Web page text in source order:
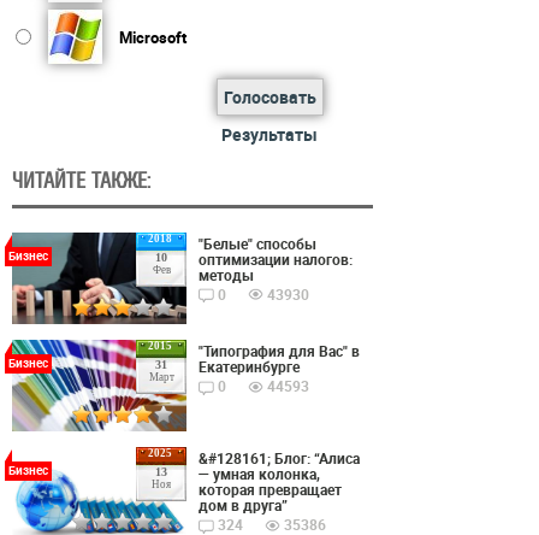
Microsoft
Голосовать
Результаты
ЧИТАЙТЕ ТАКЖЕ:
2018
10
Фев
Бизнес
"Белые" способы
оптимизации налогов:
методы
0
43930
2015
31
Март
Бизнес
"Типография для Вас" в
Екатеринбурге
0
44593
2025
13
Ноя
Бизнес
&#128161; Блог: “Алиса
— умная колонка,
которая превращает
дом в друга”
324
35386